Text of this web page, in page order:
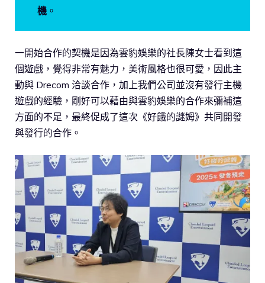
機 。
一開始合作的契機是因為雲豹娛樂的社長陳女士看到這
個遊戲，覺得非常有魅力，美術風格也很可愛，因此主
動與 Drecom 洽談合作，加上我們公司並沒有發行主機
遊戲的經驗，剛好可以藉由與雲豹娛樂的合作來彌補這
方面的不足，最終促成了這次《好餓的謎姆》共同開發
與發行的合作。